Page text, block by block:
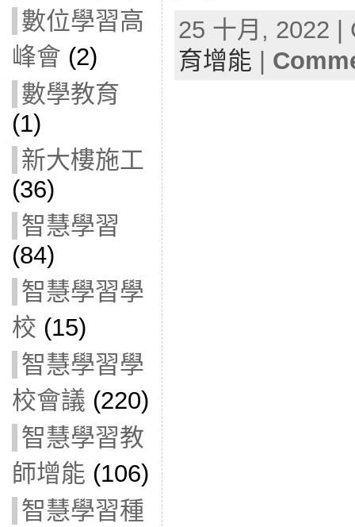
數位學習高
峰會 (2)
數學教育
(1)
新大樓施工
(36)
智慧學習
(84)
智慧學習學
校 (15)
智慧學習學
校會議 (220)
智慧學習教
師增能 (106)
智慧學習種
25 十月, 2022
育增能 |